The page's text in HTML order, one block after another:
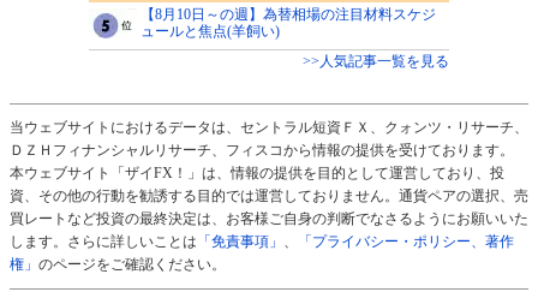
【8月10日～の週】為替相場の注目材料スケジ
ュールと焦点(羊飼い)
>>人気記事一覧を見る
当ウェブサイトにおけるデータは、セントラル短資ＦＸ、クォンツ・リサーチ、
ＤＺＨフィナンシャルリサーチ、フィスコから情報の提供を受けております。
本ウェブサイト「ザイFX！」は、情報の提供を目的として運営しており、投
資、その他の行動を勧誘する目的では運営しておりません。通貨ペアの選択、売
買レートなど投資の最終決定は、お客様ご自身の判断でなさるようにお願いいた
します。さらに詳しいことは 「免責事項」
「プライバシー・ポリシー、著作
権」 のページをご確認ください。